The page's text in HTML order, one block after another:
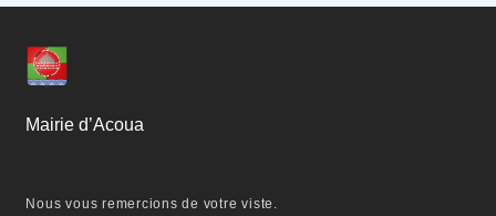
Mairie d’Acoua
Nous vous remercions de votre viste.